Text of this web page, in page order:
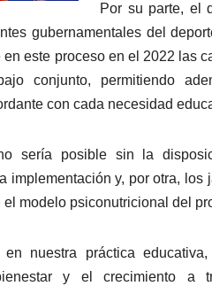
Por su parte, el
gubernamentales del
este proceso en el 2022 las
conjunto, permitiendo
con cada necesidad
sería posible sin la
implementación y, por otra,
modelo psiconutricional del
nuestra práctica
y el crecimiento a